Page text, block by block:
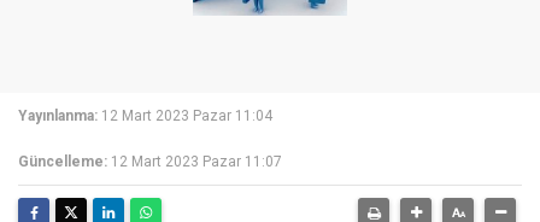
Yayınlanma: 12 Mart 2023 Pazar 11:04
Güncelleme: 12 Mart 2023 Pazar 11:07